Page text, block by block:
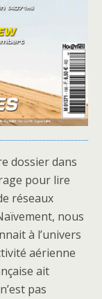
dossier dans
pour lire
réseaux
nous
à l’univers
aérienne
ait
pas